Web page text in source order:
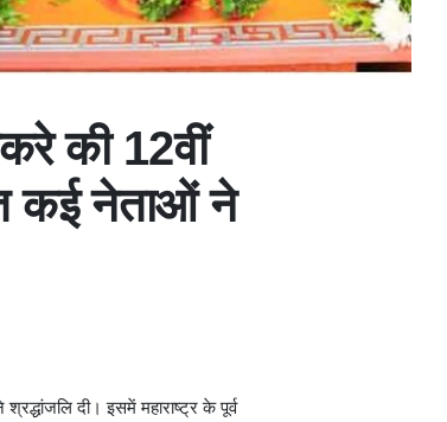
की 12वीं
कई नेताओं ने
दी। इसमें महाराष्ट्र के पूर्व